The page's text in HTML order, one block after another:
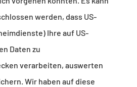
werden, dass US-
Ihre auf US-
Daten zu
verarbeiten, auswerten
Wir haben auf diese